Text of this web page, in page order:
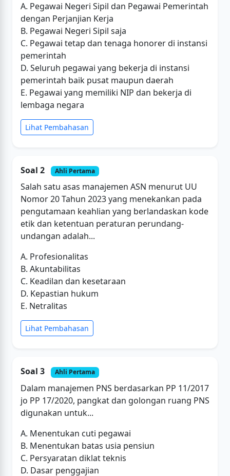
A. Pegawai Negeri Sipil dan Pegawai Pemerintah
dengan Perjanjian Kerja
B. Pegawai Negeri Sipil saja
C. Pegawai tetap dan tenaga honorer di instansi
pemerintah
D. Seluruh pegawai yang bekerja di instansi
pemerintah baik pusat maupun daerah
E. Pegawai yang memiliki NIP dan bekerja di
lembaga negara
Lihat Pembahasan
Soal 2 Ahli Pertama
Salah satu asas manajemen ASN menurut UU
Nomor 20 Tahun 2023 yang menekankan pada
pengutamaan keahlian yang berlandaskan kode
etik dan ketentuan peraturan perundang-
undangan adalah...
A. Profesionalitas
B. Akuntabilitas
C. Keadilan dan kesetaraan
D. Kepastian hukum
E. Netralitas
Lihat Pembahasan
Soal 3 Ahli Pertama
Dalam manajemen PNS berdasarkan PP 11/2017
jo PP 17/2020, pangkat dan golongan ruang PNS
digunakan untuk...
A. Menentukan cuti pegawai
B. Menentukan batas usia pensiun
C. Persyaratan diklat teknis
D. Dasar penggajian